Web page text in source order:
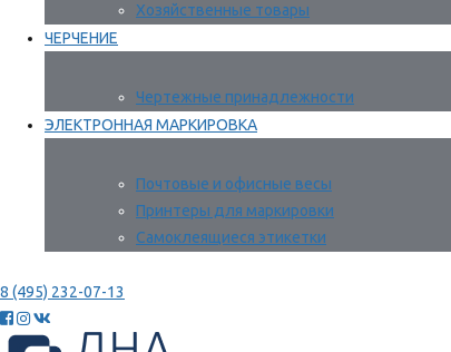
Хозяйственные товары
ЧЕРЧЕНИЕ
Чертежные принадлежности
ЭЛЕКТРОННАЯ МАРКИРОВКА
Почтовые и офисные весы
Принтеры для маркировки
Самоклеящиеся этикетки
8 (495) 232-07-13